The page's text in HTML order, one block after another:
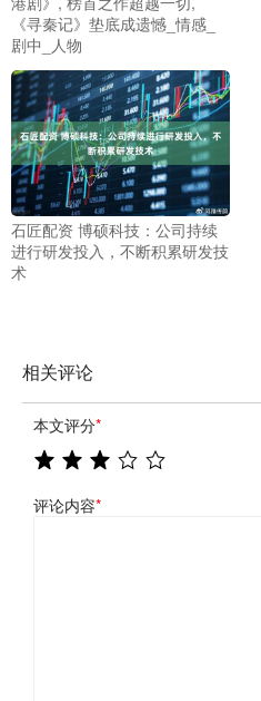
《寻秦记》垫底成遗憾_情感_
剧中_人物
石匠配资 博硕科技：公司持续
进行研发投入，不断积累研发技
术
相关评论
本文评分*
评论内容*